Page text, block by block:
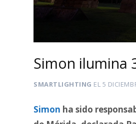
Simon ilumina
SMARTLIGHTING EL 5
Simon ha sido